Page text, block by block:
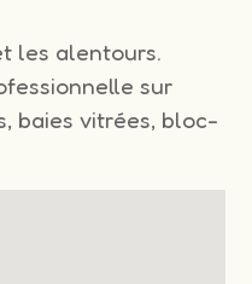
les alentours.
sur
baies vitrées, bloc-